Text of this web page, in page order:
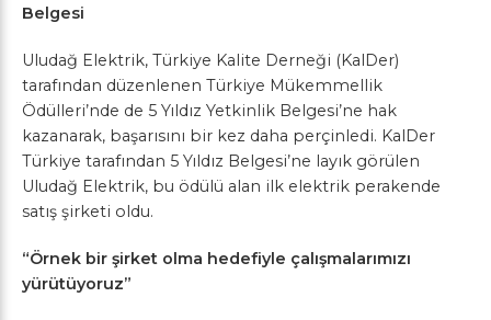
Belgesi
Uludağ Elektrik, Türkiye Kalite Derneği (KalDer)
tarafından düzenlenen Türkiye Mükemmellik
Ödülleri’nde de 5 Yıldız Yetkinlik Belgesi’ne hak
kazanarak, başarısını bir kez daha perçinledi. KalDer
Türkiye tarafından 5 Yıldız Belgesi’ne layık görülen
Uludağ Elektrik, bu ödülü alan ilk elektrik perakende
satış şirketi oldu.
“Örnek bir şirket olma hedefiyle çalışmalarımızı
yürütüyoruz”